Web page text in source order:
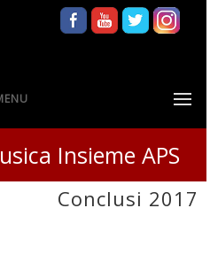
Insieme APS
Conclusi 2017